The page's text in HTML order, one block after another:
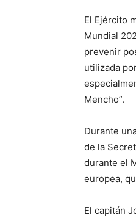
El Ejército
Mundial
prevenir
utilizada
Mencho”.
Durante
de la
durante el
europea,
El capitán